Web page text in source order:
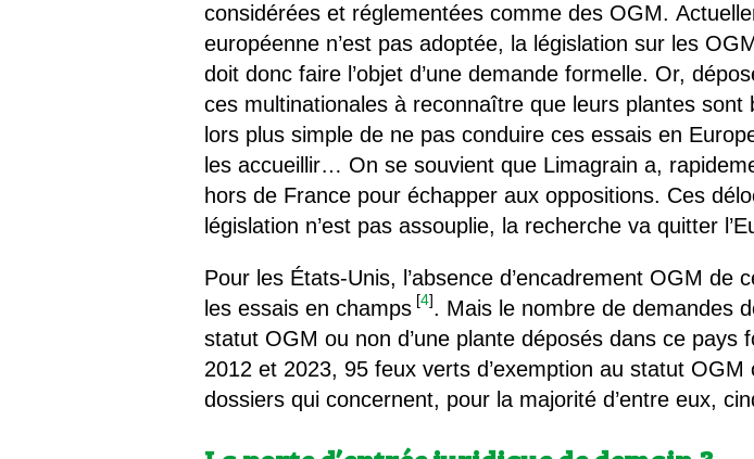
considérées et réglementées comme des OGM.
européenne n’est pas adoptée, la législation sur les
doit donc faire l’objet d’une demande formelle. Or,
ces multinationales à reconnaître que leurs plantes
lors plus simple de ne pas conduire ces essais en
les accueillir… On se souvient que Limagrain a,
hors de France pour échapper aux oppositions. Ces
législation n’est pas assouplie, la recherche va quitter
Pour les États-Unis, l’absence d’encadrement OGM de
les essais en champs [4]. Mais le nombre de demandes
statut OGM ou non d’une plante déposés dans ce pays
2012 et 2023, 95 feux verts d’exemption au statut
dossiers qui concernent, pour la majorité d’entre eux,